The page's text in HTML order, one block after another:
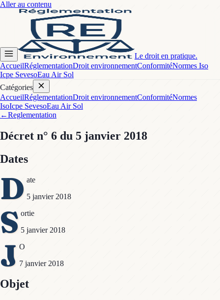
Aller au contenu
Le droit en pratique.
AccueilRéglementationDroit environnementConformitéNormes Iso
Icpe SevesoEau Air Sol
Catégories
AccueilRéglementationDroit environnementConformitéNormes
IsoIcpe SevesoEau Air Sol
←Reglementation
Décret n° 6 du 5 janvier 2018
Dates
D ate
5 janvier 2018
S ortie
5 janvier 2018
J O
7 janvier 2018
Objet